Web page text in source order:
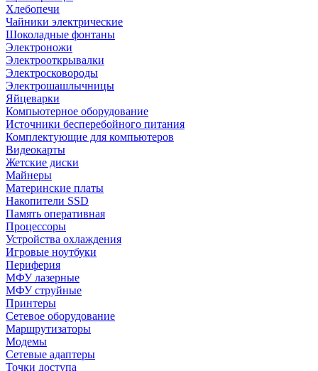
Хлебопечи
Чайники электрические
Шоколадные фонтаны
Электроножи
Электрооткрывалки
Электросковороды
Электрошашлычницы
Яйцеварки
Компьютерное оборудование
Источники бесперебойного питания
Комплектующие для компьютеров
Видеокарты
Жетские диски
Майнеры
Материнские платы
Накопители SSD
Память оперативная
Процессоры
Устройства охлаждения
Игровые ноутбуки
Периферия
МФУ лазерные
МФУ струйные
Принтеры
Сетевое оборудование
Маршрутизаторы
Модемы
Сетевые адаптеры
Точки доступа